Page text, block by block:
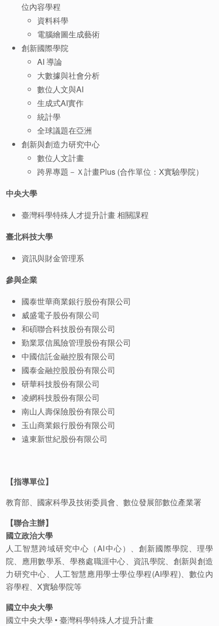
位內容學程
資料科學
電腦繪圖生成藝術
創新國際學院
AI 導論
大數據與社會分析
數位人文與AI
生成式AI實作
統計學
全球議題在亞洲
創新與創造力研究中心
數位人文計畫
跨界專題－Ｘ計畫Plus (合作單位：X實驗學院）
中央大學
臺灣科學特殊人才提升計畫 相關課程
臺北科技大學
資訊與財金管理系
參與企業
國泰世華商業銀行股份有限公司
威盛電子股份有限公司
和碩聯合科技股份有限公司
勤業眾信風險管理股份有限公司
中國信託金融控股有限公司
國泰金融控股股份有限公司
研華科技股份有限公司
凌網科技股份有限公司
南山人壽保險股份有限公司
玉山商業銀行股份有限公司
遠東新世紀股份有限公司
【指導單位】
教育部、國家科學及技術委員會、數位發展部數位產業署
【聯合主辦】
國立政治大學
人工智慧跨域研究中心（AI中心）、創新國際學院、理學
院、應用數學系、學務處職涯中心、資訊學院、創新與創造
力研究中心、人工智慧應用學士學位學程(AI學程)、數位內
容學程、X實驗學院等
國立中央大學
國立中央大學 • 臺灣科學特殊人才提升計畫